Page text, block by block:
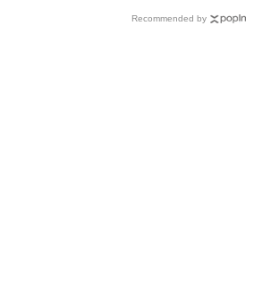
Recommended by